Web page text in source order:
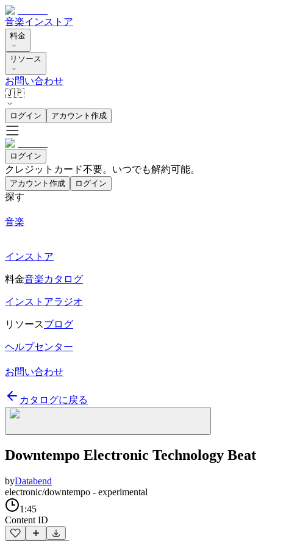
音楽インストア
料金
リソース
お問い合わせ
🇯🇵
ログイン アカウント作成
ログイン
クレジットカード不要。いつでも解約可能。
アカウント作成 ログイン
探す
音楽
インストア
料金音楽カタログ
インストアラジオ
リソースブログ
ヘルプセンター
お問い合わせ
カタログに戻る
Downtempo Electronic Technology Beat
byDatabend
electronic/downtempo - experimental
1:45
Content ID